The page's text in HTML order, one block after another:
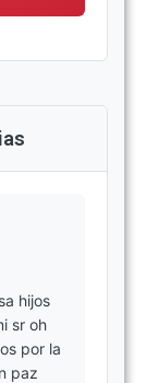
hijos
sr oh
por la
paz